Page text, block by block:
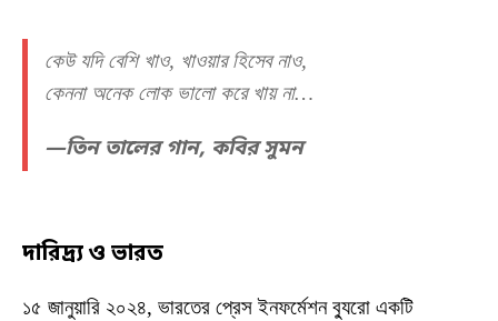
কেউ যদি বেশি খাও, খাওয়ার হিসেব নাও,
কেননা অনেক লোক ভালো করে খায় না…
—তিন তালের গান, কবির সুমন
দারিদ্র্য ও ভারত
১৫ জানুয়ারি ২০২৪, ভারতের প্রেস ইনফর্মেশন ব্যুরো একটি